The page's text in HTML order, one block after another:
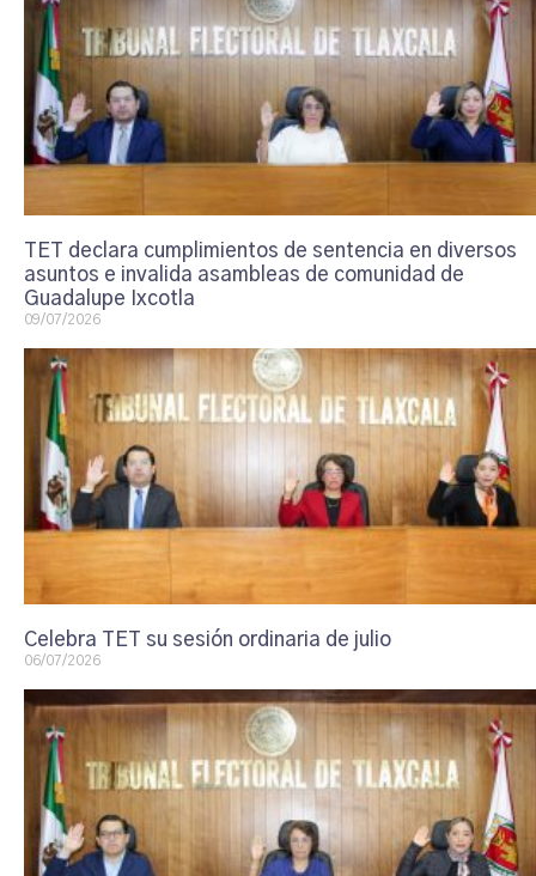
TET declara cumplimientos de sentencia en diversos
asuntos e invalida asambleas de comunidad de
Guadalupe Ixcotla
09/07/2026
Celebra TET su sesión ordinaria de julio
06/07/2026